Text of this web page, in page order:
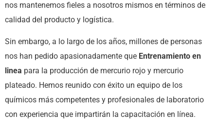
nos mantenemos fieles a nosotros mismos en términos de
calidad del producto y logística.
Sin embargo, a lo largo de los años, millones de personas
nos han pedido apasionadamente que Entrenamiento en
linea para la producción de mercurio rojo y mercurio
plateado. Hemos reunido con éxito un equipo de los
químicos más competentes y profesionales de laboratorio
con experiencia que impartirán la capacitación en línea.